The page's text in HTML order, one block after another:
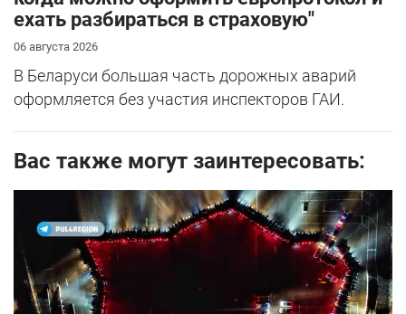
ехать разбираться в страховую"
06 августа 2026
В Беларуси большая часть дорожных аварий
оформляется без участия инспекторов ГАИ.
Вас также могут заинтересовать: